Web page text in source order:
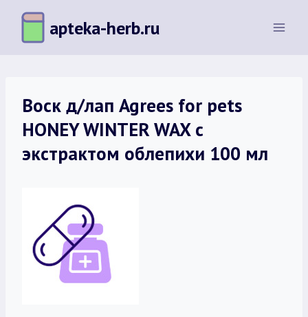
Перейти
содержимому
apteka-herb.ru
Воск д/лап Agrees for pets
HONEY WINTER WAX c
экстрактом облепихи 100 мл